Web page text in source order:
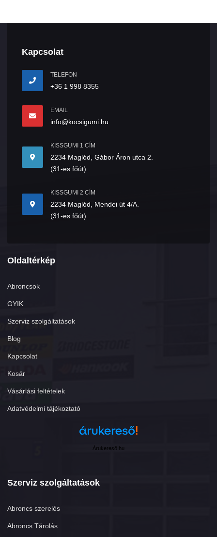
Kapcsolat
TELEFON
+36 1 998 8355
EMAIL
info@kocsigumi.hu
KISSGUMI 1 CÍM
2234 Maglód, Gábor Áron utca 2.
(31-es főút)
KISSGUMI 2 CÍM
2234 Maglód, Mendei út 4/A.
(31-es főút)
Oldaltérkép
Abroncsok
GYIK
Szerviz szolgáltatások
Blog
Kapcsolat
Kosár
Vásárlási feltételek
Adatvédelmi tájékoztató
Árukereső.hu
Szerviz szolgáltatások
Abroncs szerelés
Abroncs Tárolás